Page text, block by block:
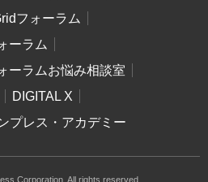
フォーラム
ーラム
ーラムお悩み相談室
DIGITAL X
プレス・アカデミー
Corporation. All rights reserved.